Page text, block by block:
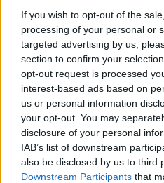
If you wish to opt-out of the
processing of your personal or
targeted advertising by us,
section to confirm your
opt-out request is processed
interest-based ads based on
us or personal information
your opt-out. You may
disclosure of your personal
IAB’s list of downstream
also be disclosed by us to third
Downstream Participants that
előállított hangokat,
hangmintázással és a
Matthew Herbert, aki
hangmérnök fiaként
tökéletesen kiismerte
stúdiótechnikában,
intenzíven, zongora- és
után az Exeter
folytatta tanulmányait
kísérleteit. A